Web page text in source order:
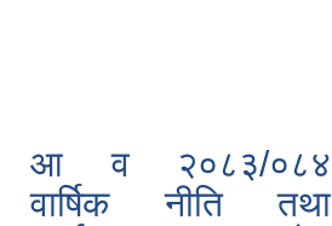
आ व २०८३/०८४
वार्षिक नीति तथा